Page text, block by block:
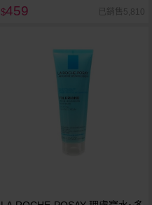
$459 已銷售5,810